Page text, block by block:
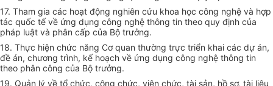
17. Tham gia các hoạt động nghiên cứu khoa học công nghệ và hợp
tác quốc tế về ứng dụng công nghệ thông tin theo quy định của
pháp luật và phân cấp của Bộ trưởng.
18. Thực hiện chức năng Cơ quan thường trực triển khai các dự án,
đề án, chương trình, kế hoạch về ứng dụng công nghệ thông tin
theo phân công của Bộ trưởng.
19. Quản lý về tổ chức, công chức, viên chức, tài sản, hồ sơ, tài liệu